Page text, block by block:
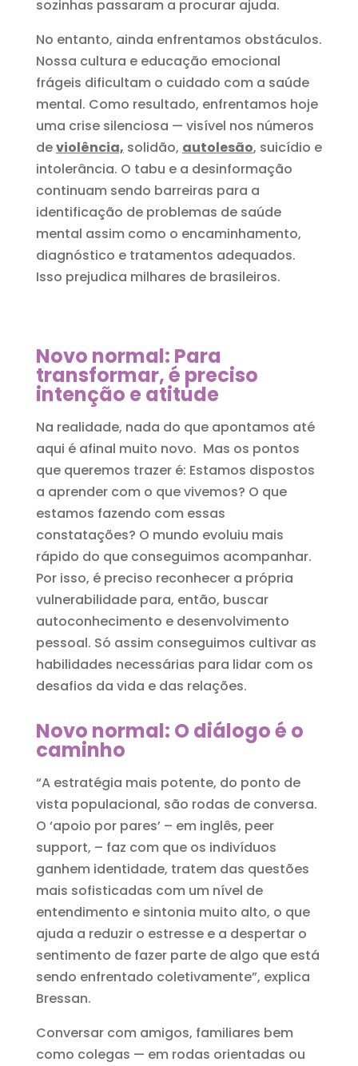
sozinhas passaram a procurar ajuda.
No entanto, ainda enfrentamos obstáculos.
Nossa cultura e educação emocional
frágeis dificultam o cuidado com a saúde
mental. Como resultado, enfrentamos hoje
uma crise silenciosa — visível nos números
deviolência, solidão, autolesão, suicídio e
intolerância. O tabu e a desinformação
continuam sendo barreiras para a
identificação de problemas de saúde
mental assim como o encaminhamento,
diagnóstico e tratamentos adequados.
Isso prejudica milhares de brasileiros.
Novo normal: Para
transformar, é preciso
intenção e atitude
Na realidade, nada do que apontamos até
aqui é afinal muito novo. Mas os pontos
que queremos trazer é: Estamos dispostos
a aprender com o que vivemos? O que
estamos fazendo com essas
constatações? O mundo evoluiu mais
rápido do que conseguimos acompanhar.
Por isso, é preciso reconhecer a própria
vulnerabilidade para, então, buscar
autoconhecimento e desenvolvimento
pessoal. Só assim conseguimos cultivar as
habilidades necessárias para lidar com os
desafios da vida e das relações.
Novo normal: O diálogo é o
caminho
“A estratégia mais potente, do ponto de
vista populacional, são rodas de conversa.
O ‘apoio por pares’ – em inglês, peer
support, – faz com que os indivíduos
ganhem identidade, tratem das questões
mais sofisticadas com um nível de
entendimento e sintonia muito alto, o que
ajuda a reduzir o estresse e a despertar o
sentimento de fazer parte de algo que está
sendo enfrentado coletivamente”, explica
Bressan.
Conversar com amigos, familiares bem
como colegas — em rodas orientadas ou